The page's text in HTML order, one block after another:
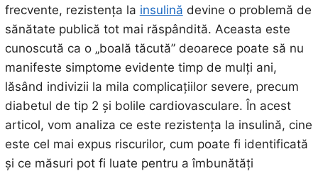
frecvente, rezistența la insulină devine o problemă de
sănătate publică tot mai răspândită. Aceasta este
cunoscută ca o „boală tăcută” deoarece poate să nu
manifeste simptome evidente timp de mulți ani,
lăsând indivizii la mila complicațiilor severe, precum
diabetul de tip 2 și bolile cardiovasculare. În acest
articol, vom analiza ce este rezistența la insulină, cine
este cel mai expus riscurilor, cum poate fi identificată
și ce măsuri pot fi luate pentru a îmbunătăți